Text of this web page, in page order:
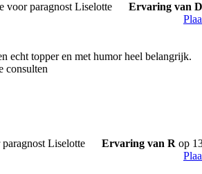
Ervaring van
echt topper en met humor heel belangrijk.
consulten
Ervaring van R op